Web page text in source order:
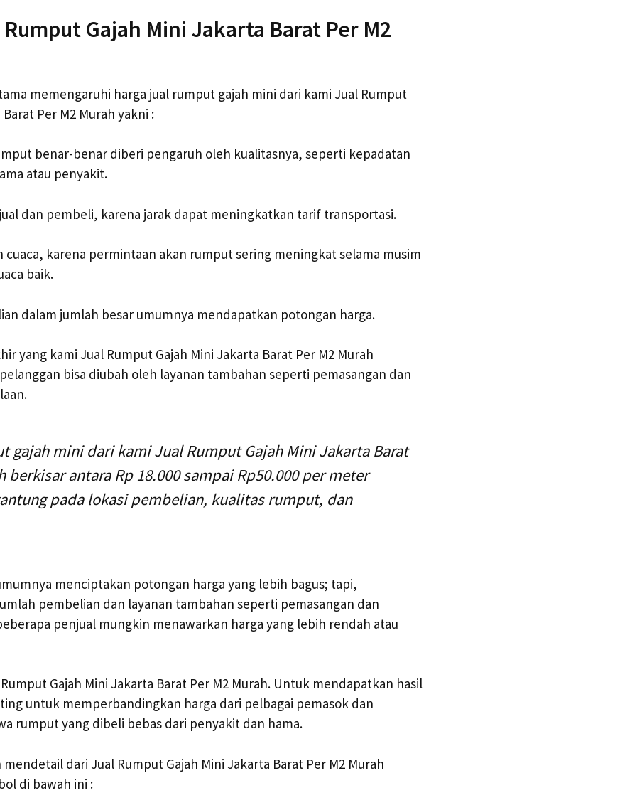
Gajah Mini Jakarta Barat Per M2
memengaruhi harga jual rumput gajah mini dari kami Jual Rumput
Per M2 Murah yakni :
benar-benar diberi pengaruh oleh kualitasnya, seperti kepadatan
atau penyakit.
dan pembeli, karena jarak dapat meningkatkan tarif transportasi.
cuaca, karena permintaan akan rumput sering meningkat selama musim
baik.
dalam jumlah besar umumnya mendapatkan potongan harga.
yang kami Jual Rumput Gajah Mini Jakarta Barat Per M2 Murah
bisa diubah oleh layanan tambahan seperti pemasangan dan
gajah mini dari kami Jual Rumput Gajah Mini Jakarta Barat
berkisar antara Rp 18.000 sampai Rp50.000 per meter
pada lokasi pembelian, kualitas rumput, dan
menciptakan potongan harga yang lebih bagus; tapi,
pembelian dan layanan tambahan seperti pemasangan dan
penjual mungkin menawarkan harga yang lebih rendah atau
Gajah Mini Jakarta Barat Per M2 Murah. Untuk mendapatkan hasil
untuk memperbandingkan harga dari pelbagai pemasok dan
rumput yang dibeli bebas dari penyakit dan hama.
dari Jual Rumput Gajah Mini Jakarta Barat Per M2 Murah
di bawah ini :